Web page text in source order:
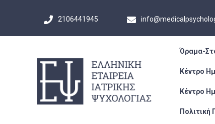
2106441945
Όραμα-
Κέντρο
Κέντρο